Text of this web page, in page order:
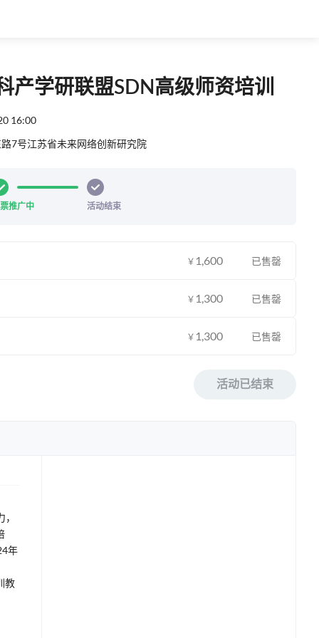
产学研联盟SDN高级师资培训
16:00
7号江苏省未来网络创新研究院
推广中 活动结束
￥ 1,600 已售罄
￥ 1,300 已售罄
￥ 1,300 已售罄
活动已结束
年
教